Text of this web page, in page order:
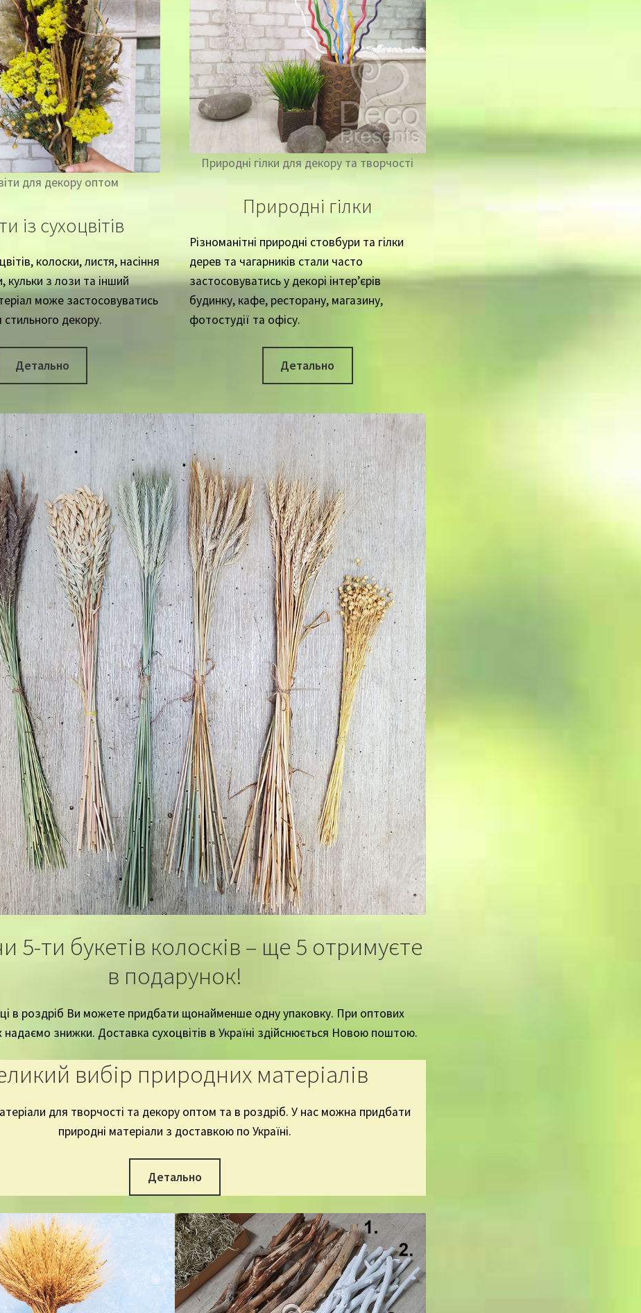
для декору оптом
із сухоцвітів
колоски, листя, насіння
кульки з лози та інший
може застосовуватись
декору.
Детально
Природні гілки для декору та творчості
Природні гілки
Різноманітні природні стовбури та гілки
дерев та чагарників стали часто
застосовуватись у декорі інтер’єрів
будинку, кафе, ресторану, магазину,
фотостудії та офісу.
Детально
5-ти букетів колосків – ще 5 отримуєте
в подарунок!
в роздріб Ви можете придбати щонайменше одну упаковку. При оптових
знижки. Доставка сухоцвітів в Україні здійснюється Новою поштою.
вибір природних матеріалів
для творчості та декору оптом та в роздріб. У нас можна придбати
природні матеріали з доставкою по Україні.
Детально